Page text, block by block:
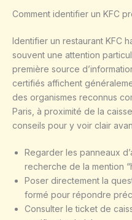
Comment identifier un KFC
Identifier un restaurant KFC
souvent une attention
première source
certifiés affichent
des organismes reconnus
Paris, à proximité de la
conseils pour y voir clair
Regarder les panneaux
recherche de la mention
Poser directement la
formé pour répondre
Consulter le ticket de